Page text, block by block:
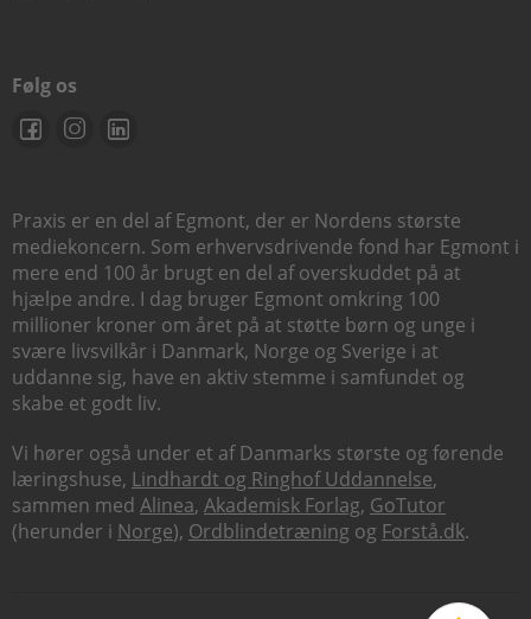
Følg os
Praxis er en del af Egmont, der er Nordens største
mediekoncern. Som erhvervsdrivende fond har Egmont i
mere end 100 år brugt en del af overskuddet på at
hjælpe andre. I dag bruger Egmont omkring 100
millioner kroner om året på at støtte børn og unge i
svære livsvilkår i Danmark, Norge og Sverige i at
uddanne sig, have en aktiv stemme i samfundet og
skabe et godt liv.
Vi hører også under et af Danmarks største og førende
læringshuse, Lindhardt og Ringhof Uddannelse,
sammen med Alinea, Akademisk Forlag, GoTutor
(herunder i Norge), Ordblindetræning og Forstå.dk.